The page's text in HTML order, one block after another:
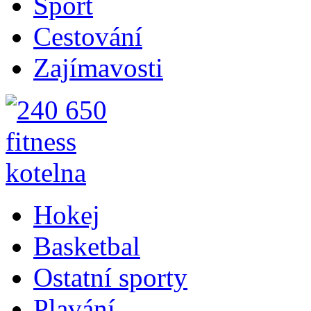
Cestování
Zajímavosti
Hokej
Basketbal
Ostatní sporty